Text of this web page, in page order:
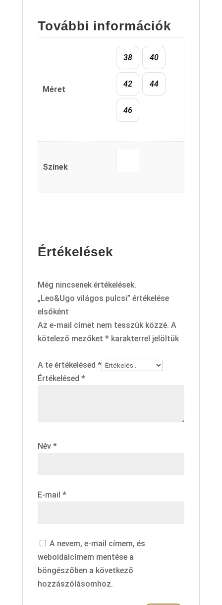
További információk
Méret
38 40
42 44
46
Színek
Értékelések
Még nincsenek értékelések.
„Leo&Ugo világos pulcsi” értékelése
elsőként
Az e-mail címet nem tesszük közzé. A
kötelező mezőket *karakterrel jelöltük
A te értékelésed *
Értékelésed *
Név *
E-mail *
A nevem, e-mail címem, és
weboldalcímem mentése a
böngészőben a következő
hozzászólásomhoz.